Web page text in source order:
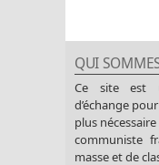
QUI
Ce site est
d’échange
plus
communiste
masse et de